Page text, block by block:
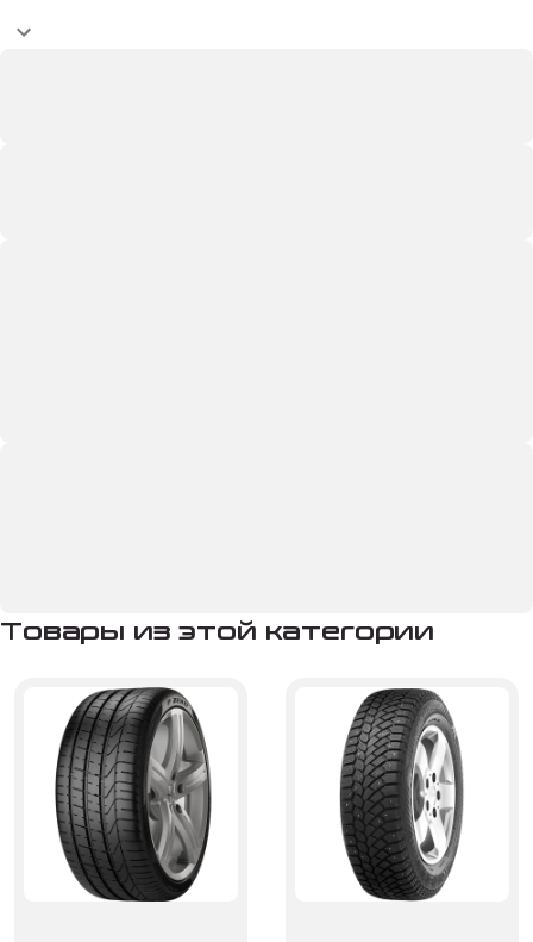
Товары из этой категории